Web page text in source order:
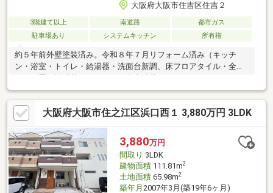
大阪府大阪市住吉区住吉２
3階建て以上 南道路
都市ガス
駐車場あり
システムキッチン 所有権
約５年前外壁塗装済み。令和８年７月リフォーム済み（キッチ
ン・浴室・トイレ・給湯器・洗面台新調、床フロアタイル・全ク
式） 住吉大社まで徒歩２分。
大阪府大阪市住之江区浜口西１ 3,880万円 3LDK
3,880万円
間取り 3LDK
建物面積111.81m2
土地面積65.98m2
築年月 2007年3月(築19年6ヶ月)